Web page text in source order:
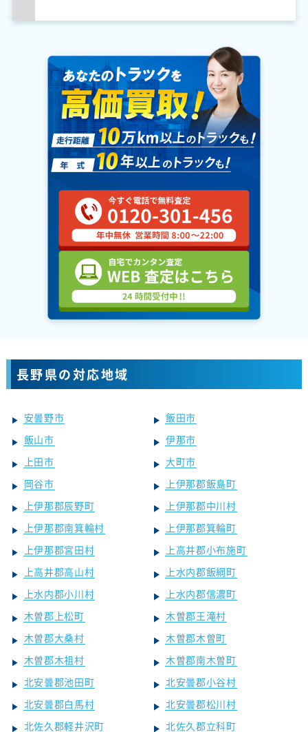
長野県の対応地域
安曇野市
飯田市
飯山市
伊那市
上田市
大町市
岡谷市
上伊那郡飯島町
上伊那郡辰野町
上伊那郡中川村
上伊那郡南箕輪村
上伊那郡箕輪町
上伊那郡宮田村
上高井郡小布施町
上高井郡高山村
上水内郡飯綱町
上水内郡小川村
上水内郡信濃町
木曽郡上松町
木曽郡王滝村
木曽郡大桑村
木曽郡木曽町
木曽郡木祖村
木曽郡南木曽町
北安曇郡池田町
北安曇郡小谷村
北安曇郡白馬村
北安曇郡松川村
北佐久郡軽井沢町
北佐久郡立科町